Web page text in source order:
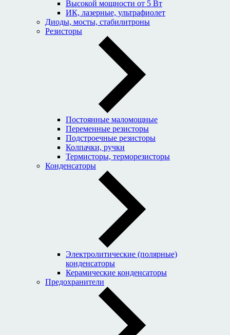
Высокой мощности от 5 Вт
ИК, лазерные, ультрафиолет
Диоды, мосты, стабилитроны
Резисторы
Постоянные маломощные
Переменные резисторы
Подстроечные резисторы
Колпачки, ручки
Термисторы, терморезисторы
Конденсаторы
Электролитические (полярные)
конденсаторы
Керамические конденсаторы
Предохранители